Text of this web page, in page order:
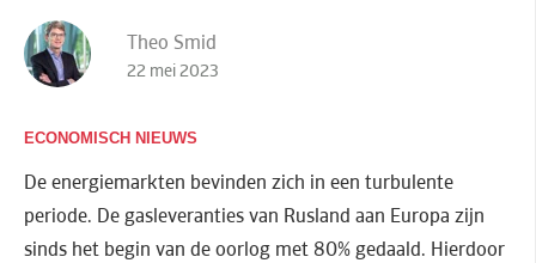
Theo Smid
22 mei 2023
ECONOMISCH NIEUWS
De energiemarkten bevinden zich in een turbulente
periode. De gasleveranties van Rusland aan Europa zijn
sinds het begin van de oorlog met 80% gedaald. Hierdoor